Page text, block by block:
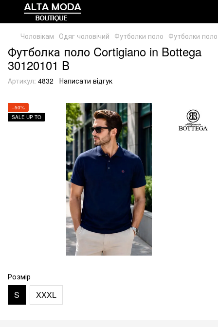
Чоловікам Одяг чоловічий Футболки поло Футболки
Футболка поло Cortigiano in Bottega
30120101 B
Артикул: 4832 Написати відгук
−50%
SALE UP TO
Розмір
S XXXL